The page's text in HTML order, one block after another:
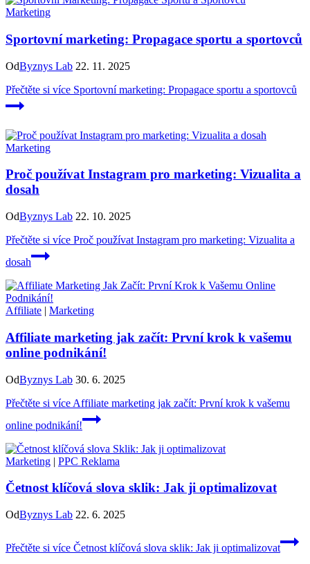
Marketing
Sportovní marketing: Propagace sportu a sportovců
OdByznys Lab 22. 11. 2025
Přečtěte si více Sportovní marketing: Propagace sportu a sportovců
Marketing
Proč používat Instagram pro marketing: Vizualita a
dosah
OdByznys Lab 22. 10. 2025
Přečtěte si více Proč používat Instagram pro marketing: Vizualita a
dosah
Affiliate | Marketing
Affiliate marketing jak začít: První krok k vašemu
online podnikání!
OdByznys Lab 30. 6. 2025
Přečtěte si více Affiliate marketing jak začít: První krok k vašemu
online podnikání!
Marketing | PPC Reklama
Četnost klíčová slova sklik: Jak ji optimalizovat
OdByznys Lab 22. 6. 2025
Přečtěte si více Četnost klíčová slova sklik: Jak ji optimalizovat